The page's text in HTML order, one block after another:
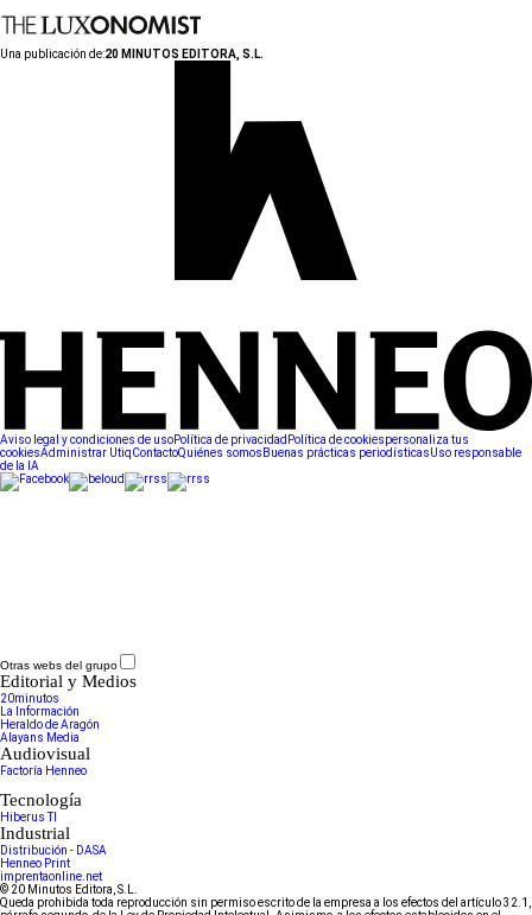
Una publicación de:20 MINUTOS EDITORA, S.L.
Aviso legal y condiciones de usoPolítica de privacidad Política de cookiespersonaliza tus
cookiesAdministrar UtiqContactoQuiénes somos Buenas prácticas periodísticasUso responsable
de la IA
Otras webs del grupo
Editorial y Medios
20minutos
La Información
Heraldo de Aragón
Alayans Media
Audiovisual
Factoría Henneo
Tecnología
Hiberus TI
Industrial
Distribución - DASA
Henneo Print
imprentaonline.net
© 20 Minutos Editora, S.L.
Queda prohibida toda reproducción sin permiso escrito de la empresa a los efectos del artículo 32.1,